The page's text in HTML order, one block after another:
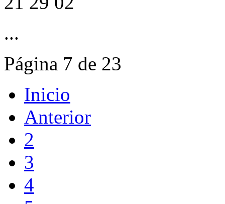
...
Página 7 de 23
Inicio
Anterior
2
3
4